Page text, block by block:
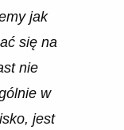
jak
się na
nie
w
jest